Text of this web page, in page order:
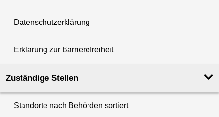
Datenschutzerklärung
Erklärung zur Barrierefreiheit
Zuständige Stellen
Standorte nach Behörden sortiert